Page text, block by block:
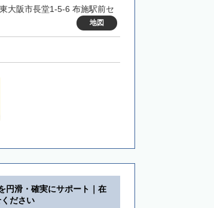
大阪市長堂1-5-6 布施駅前セ
地図
円滑・確実にサポート｜在
ださい